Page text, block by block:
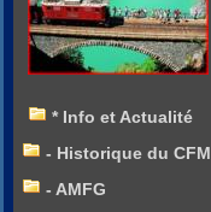
* Info et Actualité
- Historique du CFM
- AMFG